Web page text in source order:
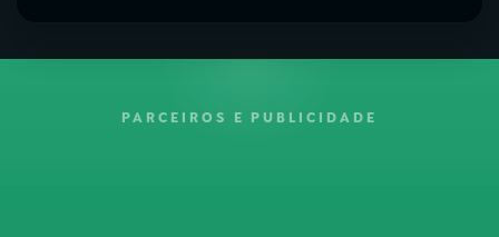
PARCEIROS E PUBLICIDADE